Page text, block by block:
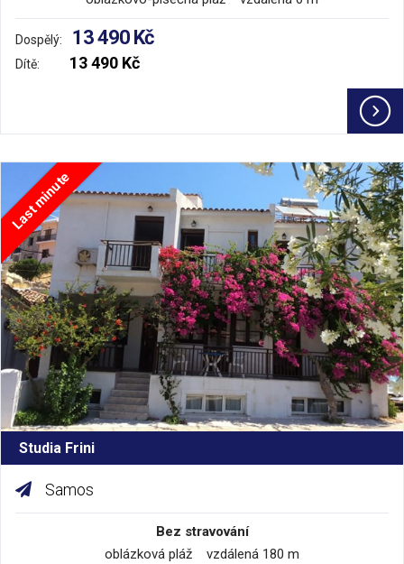
Dospělý: 13 490 Kč
Dítě: 13 490 Kč
Last minute
Studia Frini
Samos
Bez stravování
oblázková pláž vzdálená 180 m